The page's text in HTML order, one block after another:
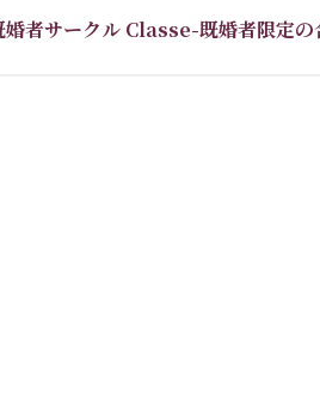
婚者サークル Classe-既婚者限定の